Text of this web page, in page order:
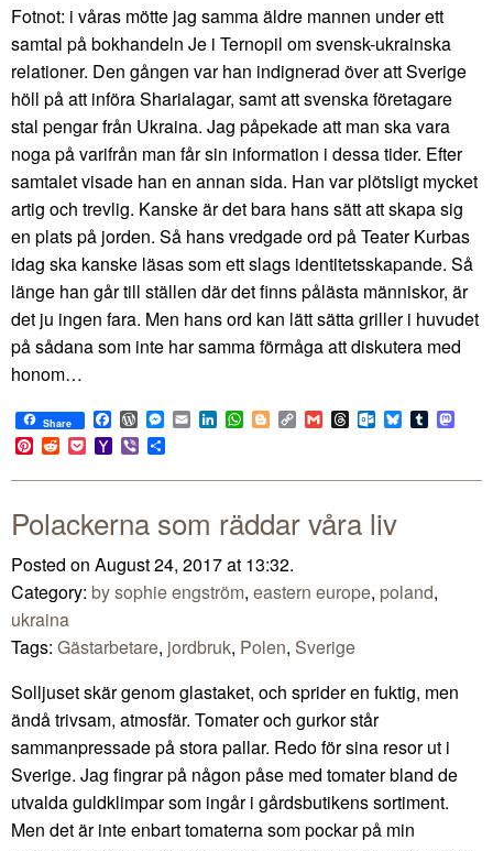
Fotnot: i våras mötte jag samma äldre mannen under ett
samtal på bokhandeln Je i Ternopil om svensk-ukrainska
relationer. Den gången var han indignerad över att Sverige
höll på att införa Sharialagar, samt att svenska företagare
stal pengar från Ukraina. Jag påpekade att man ska vara
noga på varifrån man får sin information i dessa tider. Efter
samtalet visade han en annan sida. Han var plötsligt mycket
artig och trevlig. Kanske är det bara hans sätt att skapa sig
en plats på jorden. Så hans vredgade ord på Teater Kurbas
idag ska kanske läsas som ett slags identitetsskapande. Så
länge han går till ställen där det finns pålästa människor, är
det ju ingen fara. Men hans ord kan lätt sätta griller i huvudet
på sådana som inte har samma förmåga att diskutera med
honom…
Share Facebook
WordPress
Messenger
EmailLinkedIn
WhatsApp
BloggerCopy
Link
GmailThreadsOutlook.com
BlueskyTumblr
Pinterest
RedditPocketYahoo
Mail
Viber
Polackerna som räddar våra liv
Posted on August 24, 2017 at 13:32.
Category: by sophie engström, eastern europe, poland,
ukraina
Tags: Gästarbetare, jordbruk, Polen, Sverige
Solljuset skär genom glastaket, och sprider en fuktig, men
ändå trivsam, atmosfär. Tomater och gurkor står
sammanpressade på stora pallar. Redo för sina resor ut i
Sverige. Jag fingrar på någon påse med tomater bland de
utvalda guldklimpar som ingår i gårdsbutikens sortiment.
Men det är inte enbart tomaterna som pockar på min